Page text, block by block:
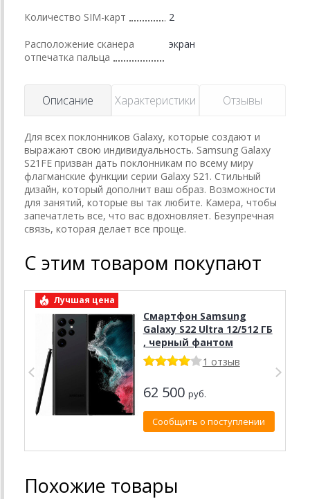
Количество SIM-карт 2
Расположение сканера
отпечатка пальца
экран
Описание Характеристики Отзывы
Для всех поклонников Galaxy, которые создают и
выражают свою индивидуальность. Samsung Galaxy
S21FE призван дать поклонникам по всему миру
флагманские функции серии Galaxy S21. Стильный
дизайн, который дополнит ваш образ. Возможности
для занятий, которые вы так любите. Камера, чтобы
запечатлеть все, что вас вдохновляет. Безупречная
связь, которая делает все проще.
С этим товаром покупают
Лучшая цена
Смартфон Samsung
Galaxy S22 Ultra 12/512 ГБ
, черный фантом
1 отзыв
62 500 руб.
Сообщить о поступлении
Похожие товары